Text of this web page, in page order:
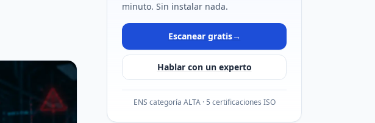
minuto. Sin instalar nada.
Escanear gratis→
Hablar con un experto
ENS categoría ALTA · 5 certificaciones ISO